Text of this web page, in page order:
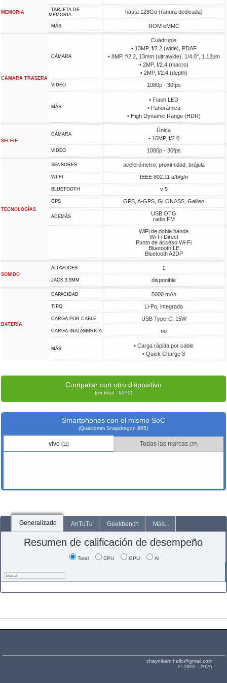
MEMORIA
TARJETA DE
MEMORIA
hasta 128Go (ranura dedicada)
MÁS ROM eMMC
CÁMARA TRASERA
CÁMARA
Cuádruple
• 13MP, f/2.2 (wide), PDAF
• 8MP, f/2.2, 13mm (ultrawide), 1/4.0", 1.12µm
• 2MP, f/2.4 (macro)
• 2MP, f/2.4 (depth)
VIDEO 1080p - 30fps
MÁS
• Flash LED
• Panorámica
• High Dynamic Range (HDR)
SELFIE
CÁMARA
Única
• 16MP, f/2.0
VIDEO 1080p - 30fps
TECNOLOGÍAS
SENSORES acelerómetro, proximidad, brújula
WI-FI IEEE 802.11 a/b/g/n
BLUETOOTH v 5
GPS GPS, A-GPS, GLONASS, Galileo
ADEMÁS
USB OTG
radio FM
WiFi de doble banda
Wi-Fi Direct
Punto de acceso Wi-Fi
Bluetooth LE
Bluetooth A2DP
SONIDO
ALTAVOCES 1
JACK 3,5MM disponible
BATERÍA
CAPACIDAD 5000 mAh
TIPO Li-Po, integrada
CARGA POR CABLE USB Type-C, 15W
CARGA INALÁMBRICA no
MÁS
• Carga rápida por cable
• Quick Charge 3
Comparar con otro dispositivo
(en total - 6070)
Smartphones con el mismo SoC
(Qualcomm Snapdragon 665)
vivo (11) Todas las marcas (37)
Generalizado AnTuTu Geekbench Más...
Resumen de calificación de desempeño
Total CPU GPU AI
chaynikam.hello@gmail.com
© 2009 - 2026